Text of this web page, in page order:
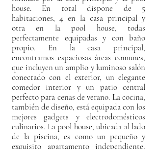
house. En total dispone de 5
habitaciones, 4 en la casa principal y
otra en la pool house, todas
perfectamente equipadas y con baño
propio. En la casa principal,
encontramos espaciosas áreas comunes,
que incluyen un amplio y luminoso salón
conectado con el exterior, un elegante
comedor interior y un patio central
perfecto para cenas de verano. La cocina,
también de diseño, está equipada con los
mejores gadgets y electrodomésticos
culinarios. La pool house, ubicada al lado
de la piscina, es como un pequeño y
exquisito apartamento independiente,